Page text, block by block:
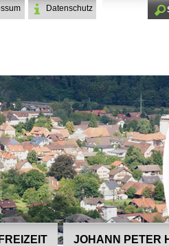
Datenschutz
JOHANN PETER